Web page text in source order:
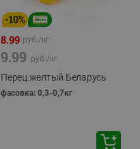
-10%
8.99 руб./кг
9.99 руб./кг
Перец желтый Беларусь
фасовка: 0,3-0,7кг